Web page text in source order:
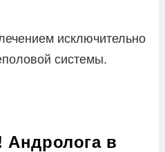
исключительно
системы.
Андролога в